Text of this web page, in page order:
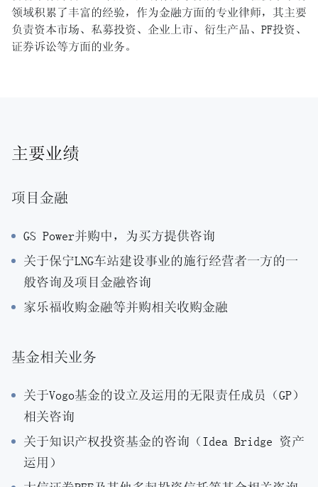
领域积累了丰富的经验，作为金融方面的专业律师，其主要
负责资本市场、私募投资、企业上市、衍生产品、PF投资、
证券诉讼等方面的业务。
主要业绩
项目金融
GS Power并购中，为买方提供咨询
关于保宁LNG车站建设事业的施行经营者一方的一
般咨询及项目金融咨询
家乐福收购金融等并购相关收购金融
基金相关业务
关于Vogo基金的设立及运用的无限责任成员（GP）
相关咨询
关于知识产权投资基金的咨询（Idea Bridge 资产
运用）